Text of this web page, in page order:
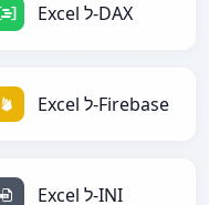
Excel ל-DAX
Excel ל-Firebase
Excel ל-INI